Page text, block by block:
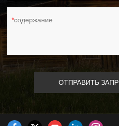
содержание
ОТПРАВИТЬ